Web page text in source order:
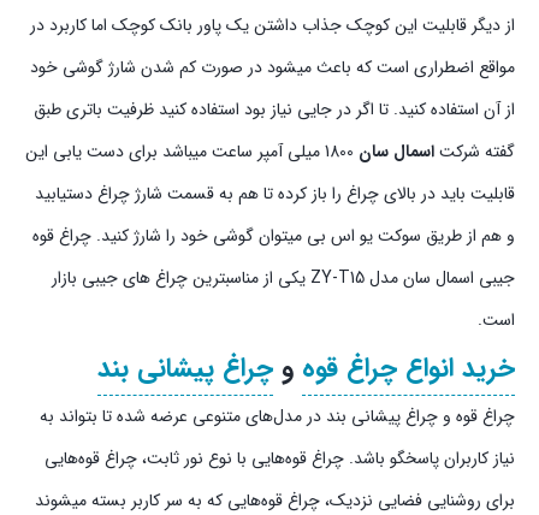
از دیگر قابلیت این کوچک جذاب داشتن یک پاور بانک کوچک اما کاربرد در
مواقع اضطراری است که باعث میشود در صورت کم شدن شارژ گوشی خود
از آن استفاده کنید. تا اگر در جایی نیاز بود استفاده کنید ظرفیت باتری طبق
گفته شرکتاسمال سان
1800 میلی آمپر ساعت میباشد برای دست یابی این
قابلیت باید در بالای چراغ را باز کرده تا هم به قسمت شارژ چراغ دستیابید
و هم از طریق سوکت یو اس بی میتوان گوشی خود را شارژ کنید. چراغ قوه
جیبی اسمال سان مدل ZY-T15 یکی از مناسبترین چراغ های جیبی بازار
است.
خرید انواع چراغ قوه چراغ پیشانی بند
چراغ قوه و چراغ پیشانی بند در مدل‌های متنوعی عرضه شده‌ تا بتواند به
نیاز کاربران پاسخگو باشد. چراغ قوه‌هایی با نوع نور ثابت، چراغ قوه‌هایی
برای روشنایی فضایی نزدیک، چراغ قوه‌هایی که به سر کاربر بسته میشوند